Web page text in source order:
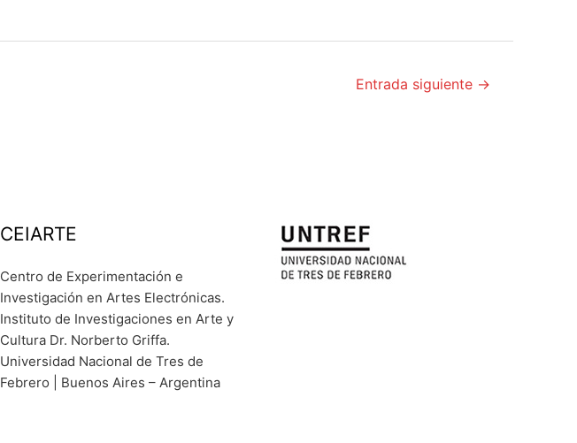
Entrada siguiente →
CEIARTE
Centro de Experimentación e
Investigación en Artes Electrónicas.
Instituto de Investigaciones en Arte y
Cultura Dr. Norberto Griffa.
Universidad Nacional de Tres de
Febrero | Buenos Aires – Argentina